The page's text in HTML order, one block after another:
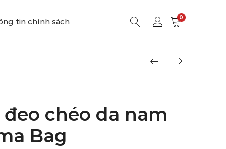
tin chính sách 0
đeo chéo da nam
Bag